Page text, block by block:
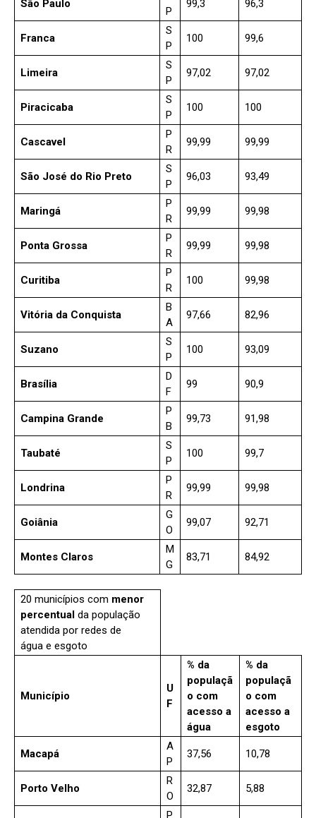
São Paulo
P
99,3 96,3
Franca
S
P
100 99,6
Limeira
S
P
97,02 97,02
Piracicaba
S
P
100 100
Cascavel
P
R
99,99 99,99
São José do Rio Preto
S
P
96,03 93,49
Maringá
P
R
99,99 99,98
Ponta Grossa
P
R
99,99 99,98
Curitiba
P
R
100 99,98
Vitória da Conquista
B
A
97,66 82,96
Suzano
S
P
100 93,09
Brasília
D
F
99 90,9
Campina Grande
P
B
99,73 91,98
Taubaté
S
P
100 99,7
Londrina
P
R
99,99 99,98
Goiânia
G
O
99,07 92,71
Montes Claros
M
G
83,71 84,92
20 municípios com menor
percentual da população
atendida por redes de
água e esgoto
Município
U
F
% da
populaçã
o com
acesso a
água
% da
populaçã
o com
acesso a
esgoto
Macapá
A
P
37,56 10,78
Porto Velho
R
O
32,87 5,88
P